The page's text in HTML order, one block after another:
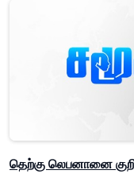
தெற்கு லெபனானை